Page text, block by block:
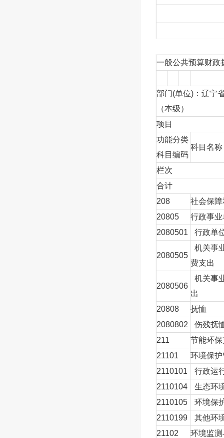
本年收入合计
年初财政拨款结转
一般公共预算财
政府性基金预算
国有资本经营预
总计
注：本表反映部门
本表金额转换成
如本表为空，则
一般公共预算财政
部门(单位)：辽宁
（本级）
项目
功能分类
科目编码
科目名称
栏次
合计
208
社会保
20805
行政事
2080501
行政单
2080505
机关事
费支出
2080506
机关事
出
20808
抚恤
2080802
伤残抚
211
节能环
21101
环境保
2110101
行政运
2110104
生态环
2110105
环境保
2110199
其他环
21102
环境监